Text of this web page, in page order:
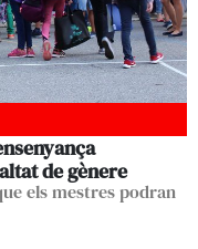
de gènere
els mestres podran